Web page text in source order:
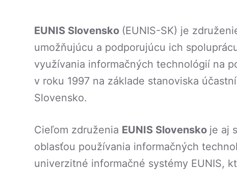
EUNIS Slovensko (EUNIS-SK) je
umožňujúcu a podporujúcu ich
využívania informačných technológií na
v roku 1997 na základe stanoviska
Slovensko.
Cieľom združenia EUNIS Slovensko je aj
oblasťou používania informačných
univerzitné informačné systémy EUNIS,